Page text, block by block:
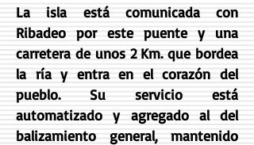
La isla está comunicada con
Ribadeo por este puente y una
carretera de unos 2 Km. que bordea
la ría y entra en el corazón del
pueblo. Su servicio está
automatizado y agregado al del
balizamiento general, mantenido